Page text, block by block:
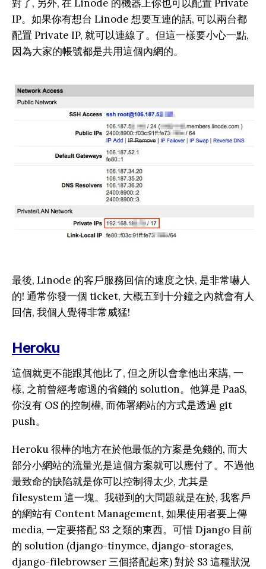
對了, 另外, 在 Linode 的機器上你也可以配置 Private
IP。如果你有想台 Linode 想要互連的話, 可以兩台都
配置 Private IP, 就可以連線了。但這一樣要小心一點,
因為大家的帳號都是共用這個內網的。
最後, Linode 的客戶服務回信的速度之快, 是非常嚇人
的! 通常你發一個 ticket, 大概五到十分鐘之內就會有人
回信, 我個人覺得非常威猛!
Heroku
這個就更不能跟其他比了, 但之所以會拿他出來講, 一
樣, 之前曾經考慮過的省錢的 solution。他算是 PaaS,
你沒有 OS 的控制權, 而佈署網站的方式是透過 git
push。
Heroku 很棒的地方在於他最低的方案是免錢的, 而大
部分小網站的流量光是這個方案就可以應付了。不過他
最致命的缺陷就是你可以控制得太少, 尤其是
filesystem 這一塊。我碰到的大問題就是在於, 我客戶
的網站有 Content Management, 如果使用者要上傳
media, 一定要搭配 S3 之類的東西。可惜 Django 目前
的 solution (django-tinymce, django-storages,
django-filebrowser 三個搭配起來) 對於 S3 這種狀況